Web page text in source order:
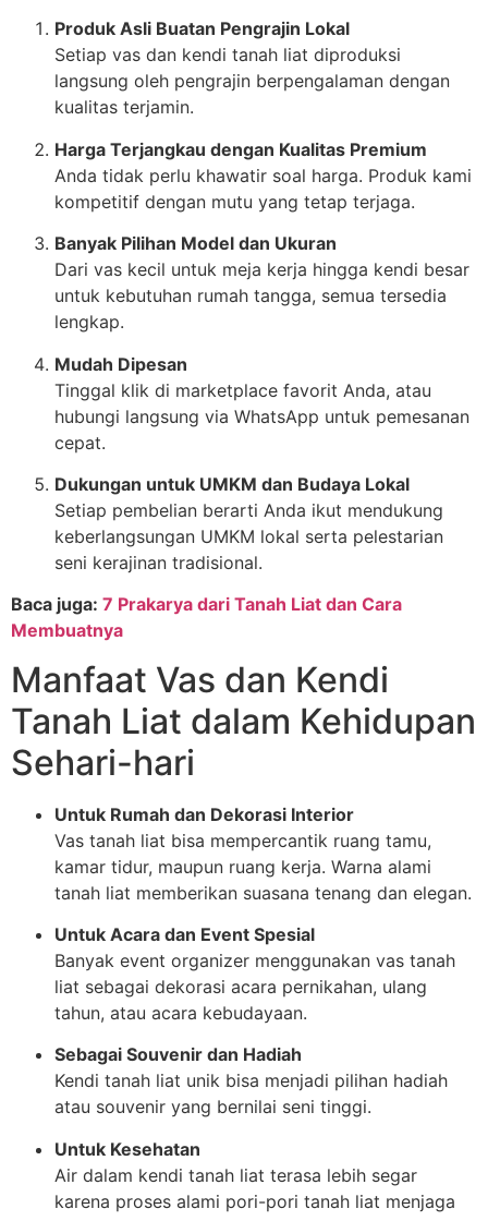
Produk Asli Buatan Pengrajin Lokal
Setiap vas dan kendi tanah liat diproduksi
langsung oleh pengrajin berpengalaman dengan
kualitas terjamin.
Harga Terjangkau dengan Kualitas Premium
Anda tidak perlu khawatir soal harga. Produk kami
kompetitif dengan mutu yang tetap terjaga.
Banyak Pilihan Model dan Ukuran
Dari vas kecil untuk meja kerja hingga kendi besar
untuk kebutuhan rumah tangga, semua tersedia
lengkap.
Mudah Dipesan
Tinggal klik di marketplace favorit Anda, atau
hubungi langsung via WhatsApp untuk pemesanan
cepat.
Dukungan untuk UMKM dan Budaya Lokal
Setiap pembelian berarti Anda ikut mendukung
keberlangsungan UMKM lokal serta pelestarian
seni kerajinan tradisional.
Baca juga: 7 Prakarya dari Tanah Liat dan Cara
Membuatnya
Manfaat Vas dan Kendi
Tanah Liat dalam Kehidupan
Sehari-hari
Untuk Rumah dan Dekorasi Interior
Vas tanah liat bisa mempercantik ruang tamu,
kamar tidur, maupun ruang kerja. Warna alami
tanah liat memberikan suasana tenang dan elegan.
Untuk Acara dan Event Spesial
Banyak event organizer menggunakan vas tanah
liat sebagai dekorasi acara pernikahan, ulang
tahun, atau acara kebudayaan.
Sebagai Souvenir dan Hadiah
Kendi tanah liat unik bisa menjadi pilihan hadiah
atau souvenir yang bernilai seni tinggi.
Untuk Kesehatan
Air dalam kendi tanah liat terasa lebih segar
karena proses alami pori-pori tanah liat menjaga